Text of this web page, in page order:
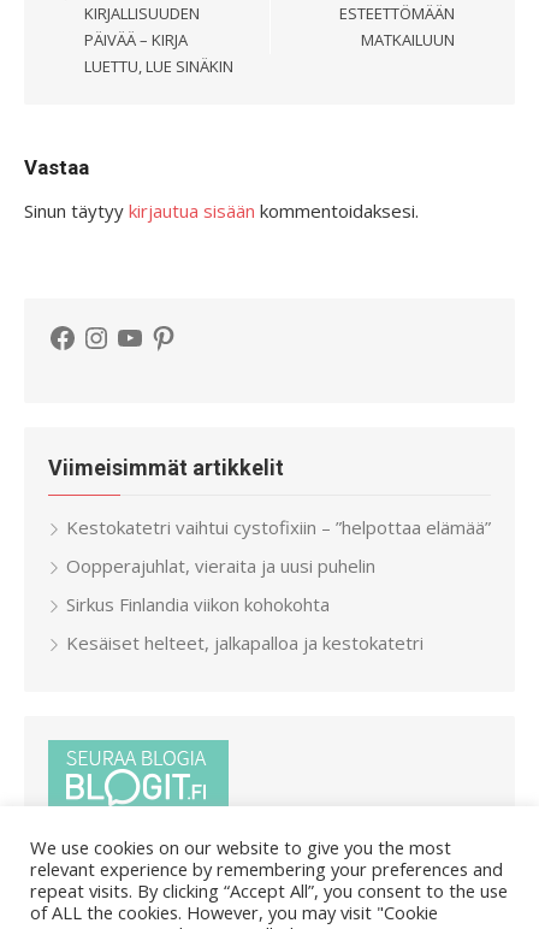
KIRJALLISUUDEN
PÄIVÄÄ – KIRJA
LUETTU, LUE SINÄKIN
ESTEETTÖMÄÄN
MATKAILUUN
Vastaa
Sinun täytyy kirjautua sisään kommentoidaksesi.
Facebook
Instagram
YouTubePinterest
Viimeisimmät artikkelit
Kestokatetri vaihtui cystofixiin – ”helpottaa elämää”
Oopperajuhlat, vieraita ja uusi puhelin
Sirkus Finlandia viikon kohokohta
Kesäiset helteet, jalkapalloa ja kestokatetri
We use cookies on our website to give you the most
relevant experience by remembering your preferences and
repeat visits. By clicking “Accept All”, you consent to the use
of ALL the cookies. However, you may visit "Cookie